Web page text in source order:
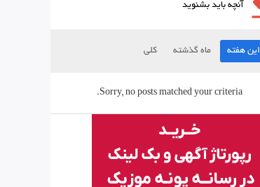
آنچه باید بشنوید
این هفته ماه گذشته کلی
Sorry, no posts matched your criteria.